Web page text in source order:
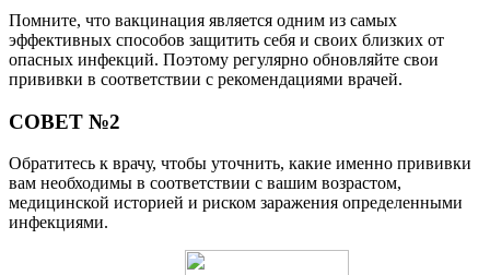
Помните, что вакцинация является одним из самых
эффективных способов защитить себя и своих близких от
опасных инфекций. Поэтому регулярно обновляйте свои
прививки в соответствии с рекомендациями врачей.
СОВЕТ №2
Обратитесь к врачу, чтобы уточнить, какие именно прививки
вам необходимы в соответствии с вашим возрастом,
медицинской историей и риском заражения определенными
инфекциями.